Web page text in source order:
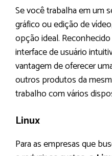
Se você trabalha em um
gráfico ou edição de
opção ideal.
interface de usuário
vantagem de oferecer
outros produtos da
trabalho com vários
Linux
Para as empresas que